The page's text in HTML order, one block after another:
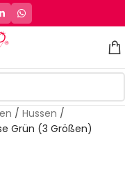
/ Hussen /
Grün (3 Größen)